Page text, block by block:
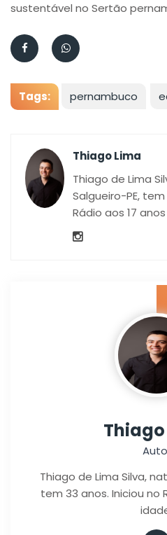
sustentável no Sertão
Tags: pernambuco
Thiago Lima
Thiago de Lima
Salgueiro-PE,
Rádio aos 17
Thiago de Lima Silva,
tem 33 anos. Iniciou no